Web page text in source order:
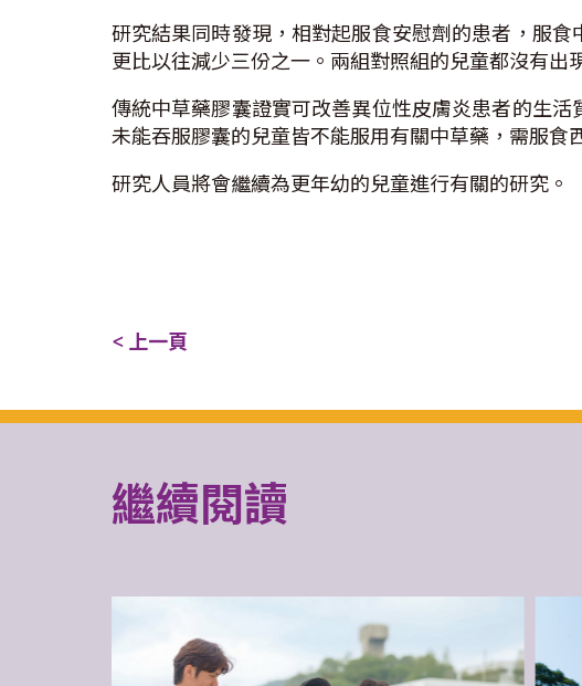
研究結果同時發現，相對起服食安慰劑的患者，服
更比以往減少三份之一。兩組對照組的兒童都沒有出
傳統中草藥膠囊證實可改善異位性皮膚炎患者的生
未能吞服膠囊的兒童皆不能服用有關中草藥，需服食
研究人員將會繼續為更年幼的兒童進行有關的研究。
< 上一頁
繼續閱讀